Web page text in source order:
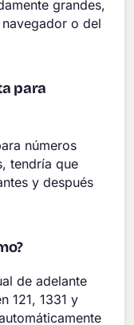
grandes,
o del
para
números
tendría que
y después
de adelante
121, 1331 y